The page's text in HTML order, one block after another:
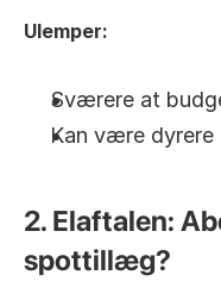
Ulemper:
Sværere at
Kan være
2. Elaftalen:
spottillæg?